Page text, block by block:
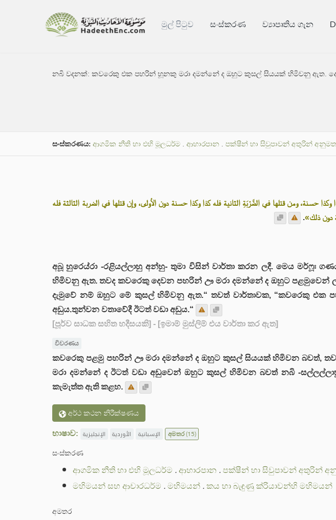
මුල් පිටුව සංස්කරණ ව්‍යාපෘතිය ගැන
නබි වදනක්:කවරෙකු එක පහරින් හූනකු මරා දමන්නේ ද ඔහුට කුසල් සියයක් හිමිවනු ඇත.
සංස්කරණය: ආගමික නීති හා එහි මූලධර්ම . ආහාරපාන . පක්ෂීන් හා සිවුපාවන් අතුරින් අනුමත
حسنة، ومن قتلها في الضَّرْبَةِ الثانية فله كذا وكذا حسنة دون الأولى، وإن قتلها في الضربة الثالثة فله
دون ذلك».
අබූ හුරෙය්රා -රළියල්ලාහු අන්හු- තුමා විසින් වාර්තා කරන ලදී. මෙය
හිමිවනු ඇත. තවද කවරෙකු දෙවන පහරින් ඌ මරා දමන්නේ ද ඔහුට
දැමුවේ නම් ඔහුට මේ කුසල් හිමිවනු ඇත.“ තවත් වාර්තාවක, “කවරෙකු
අඩුය.තුන්වන වතාවේදී ඊටත් වඩා අඩුය.“
[පූර්ව සාධක සහිත හදීසයකි] - [ඉමාම් මුස්ලිම් එය වාර්තා කර ඇත]
විවරණය
කවරෙකු පළමු පහරින් ඌ මරා දමන්නේ ද ඔහුට කුසල් සියයක් හිමිවන බවත්,
මරා දමන්නේ ද ඊටත් වඩා අඩුවෙන් ඔහුට කුසල් හිමිවන බවත් නබි -
කැමැත්ත ඇති කළහ.
අර්ථ කථන නිරීක්ෂණය
භාෂාව: الإنجليزية الأوردية الإسبانية අමතර(15)
සංස්කරණ
ආගමික නීති හා එහි මූලධර්ම .ආහාරපාන .පක්ෂීන් හා සිවුපාවන් අතුරින්
මහිමයන් සහ ආචාරධර්ම .මහිමයන්.කය හා බැඳුණු ක්රියාවන්හි මහිමයන්
අමතර